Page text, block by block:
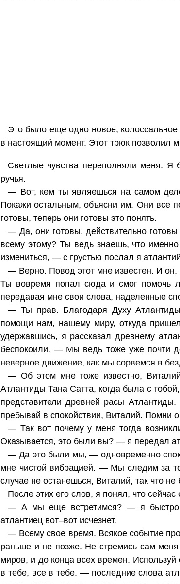
Это было еще одно новое,
в настоящий момент. Этот трюк позволил
Светлые чувства переполняли меня. Я
ручья.
— Вот, кем ты являешься на самом
Покажи остальным, объясни им. Они все
готовы, теперь они готовы это понять.
— Да, они готовы, действительно готовы
всему этому? Ты ведь знаешь, что
измениться, — с грустью послал я
— Верно. Повод этот мне известен. И он,
Ты вовремя попал сюда и смог помочь
передавая мне свои слова, наделенные
— Ты прав. Благодаря Духу
помощи нам, нашему миру, откуда
удержавшись, я рассказал древнему
беспокоили. — Мы ведь тоже уже почти
неверное движение, как мы сорвемся в
— Об этом мне тоже известно,
Атлантиды Тана Сатта, когда была с
представители древней расы
пребывай в спокойствии, Виталий. Помни
— Так вот почему у меня тогда
Оказывается, это были вы? — я передал
— Да это были мы, — одновременно
мне чистой вибрацией. — Мы следим за
случае не останешься, Виталий, так что
После этих его слов, я понял, что сейчас
— А мы еще встретимся? — я быстро
атлантиец вот–вот исчезнет.
— Всему свое время. Всякое событие
раньше и не позже. Не стремись сам меня
миров, и до конца всех времен.
в тебе, все в тебе. — последние слова